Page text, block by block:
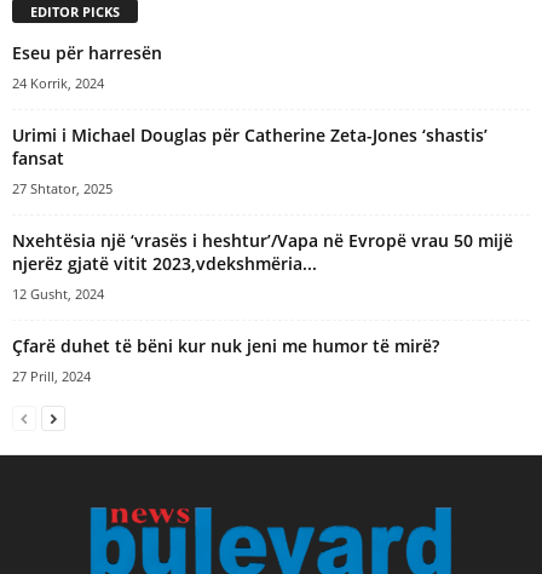
EDITOR PICKS
Eseu për harresën
24 Korrik, 2024
Urimi i Michael Douglas për Catherine Zeta-Jones ‘shastis’
fansat
27 Shtator, 2025
Nxehtësia një ‘vrasës i heshtur’/Vapa në Evropë vrau 50 mijë
njerëz gjatë vitit 2023,vdekshmëria...
12 Gusht, 2024
Çfarë duhet të bëni kur nuk jeni me humor të mirë?
27 Prill, 2024